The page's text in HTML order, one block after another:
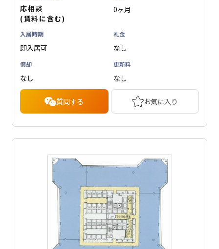
応相談
(賃料に含む)
0ヶ月
入居時期
即入居可
礼金
なし
償却
なし
更新料
なし
質問する お気に入り